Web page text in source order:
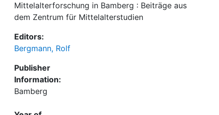
Mittelalterforschung in Bamberg : Beiträge aus
dem Zentrum für Mittelalterstudien
Editors:
Bergmann, Rolf
Publisher
Information:
Bamberg